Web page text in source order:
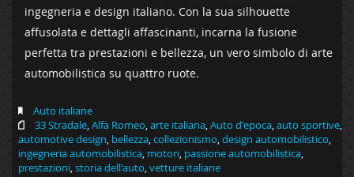
ingegneria e design italiano. Con la sua silhouette
affusolata e dettagli affascinanti, incarna la fusione
perfetta tra prestazioni e bellezza, un vero simbolo di arte
automobilistica su quattro ruote.
Auto italiane
33 Stradale,Alfa Romeo,arte italiana,Auto d'epoca,auto sportive,
automotive design, bellezza,collezionismo,design automobilistico,
ingegneria automobilistica, motori, passione automobilistica,
prestazioni,storia dell'auto,vetture italiane